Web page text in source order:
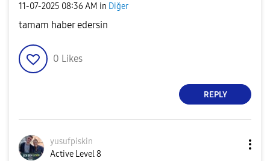
‎11-07-2025 08:36 AM in Diğer
tamam haber edersin
0 Likes
REPLY
yusufpiskin
Active Level 8